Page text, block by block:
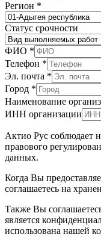
Местонахождение
Эл.
организации
Регион *
Статус срочности
ФИО *
Телефон *
Эл. почта *
Город *
Наименование
ИНН организации
Актио Рус соблюдает
правового
данных.
Когда Вы
соглашаетесь на
Также Вы
является
использована нашей